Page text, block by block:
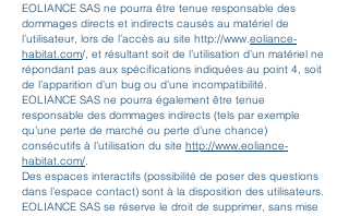
EOLIANCE SAS ne pourra être tenue responsable des
dommages directs et indirects causés au matériel de
l’utilisateur, lors de l’accès au site http://www.eoliance-
habitat.com/, et résultant soit de l’utilisation d’un matériel ne
répondant pas aux spécifications indiquées au point 4, soit
de l’apparition d’un bug ou d’une incompatibilité.
EOLIANCE SAS ne pourra également être tenue
responsable des dommages indirects (tels par exemple
qu’une perte de marché ou perte d’une chance)
consécutifs à l’utilisation du site http://www.eoliance-
habitat.com/.
Des espaces interactifs (possibilité de poser des questions
dans l’espace contact) sont à la disposition des utilisateurs.
EOLIANCE SAS se réserve le droit de supprimer, sans mise